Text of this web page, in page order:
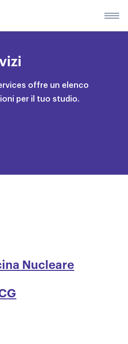
offre un elenco
per il tuo studio.
Nucleare